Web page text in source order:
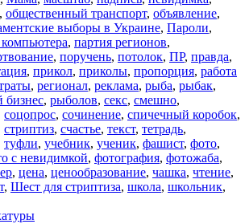
, общественный транспорт, объявление,
выборы в Украине, Пароли,
, партия регионов,
, поручень, потолок, ПР, правда,
, прикол, приколы, пропорция, работа
, регионал, реклама, рыба, рыбак,
бизнес, рыболов, секс, смешно,
соцопрос, сочинение, спичечный коробок,
стриптиз, счастье, текст, тетрадь,
туфли, учебник, ученик, фашист, фото,
с невидимкой, фотография, фотожаба,
, цена, ценообразование, чашка, чтение,
, Шест для стриптиза, школа, школьник,